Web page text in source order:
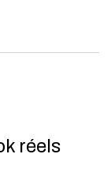
réels